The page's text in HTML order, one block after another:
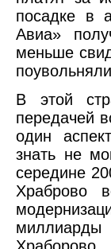
посадке в
Авиа»
меньше
В этой
передачей
один
знать не
середине
Храброво